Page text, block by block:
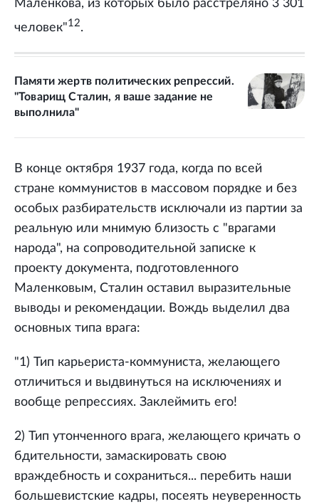
Маленкова, из которых было расстреляно 3 301
человек"12.
Памяти жертв политических репрессий.
"Товарищ Сталин, я ваше задание не
выполнила"
В конце октября 1937 года, когда по всей
стране коммунистов в массовом порядке и без
особых разбирательств исключали из партии за
реальную или мнимую близость с "врагами
народа", на сопроводительной записке к
проекту документа, подготовленного
Маленковым, Сталин оставил выразительные
выводы и рекомендации. Вождь выделил два
основных типа врага:
"1) Тип карьериста-коммуниста, желающего
отличиться и выдвинуться на исключениях и
вообще репрессиях. Заклеймить его!
2) Тип утонченного врага, желающего кричать о
бдительности, замаскировать свою
враждебность и сохраниться... перебить наши
большевистские кадры, посеять неуверенность